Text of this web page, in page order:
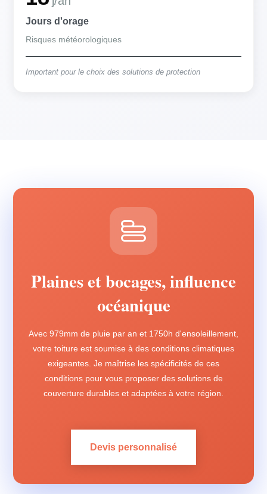
Jours d'orage
Risques météorologiques
Important pour le choix des solutions de protection
Plaines et bocages, influence
océanique
Avec 979mm de pluie par an et 1750h d'ensoleillement,
votre toiture est soumise à des conditions climatiques
exigeantes. Je maîtrise les spécificités de ces
conditions pour vous proposer des solutions de
couverture durables et adaptées à votre région.
Devis personnalisé